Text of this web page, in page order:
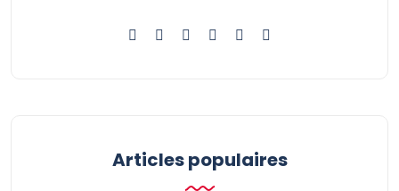
Articles populaires